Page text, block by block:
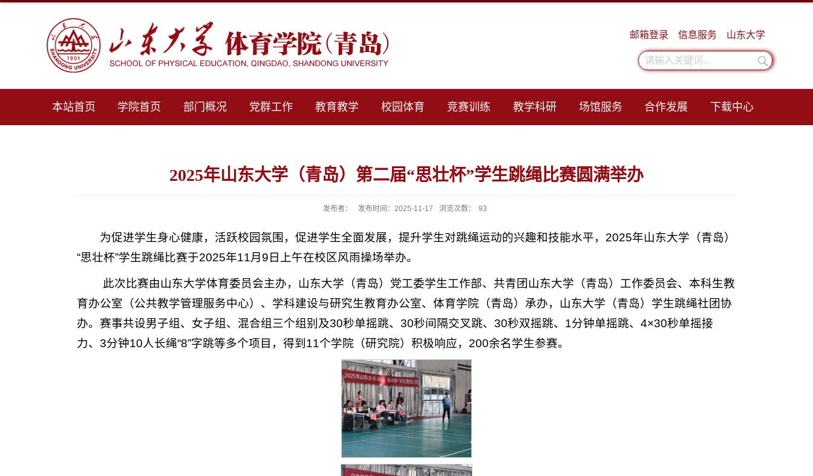
邮箱登录 信息服务 山东大学
本站首页 学院首页 部门概况 党群工作 教育教学 校园体育 竞赛训练 教学科研 场馆服务 合作发展 下载中心
2025年山东大学（青岛）第二届“思壮杯”学生跳绳比赛圆满举办
发布者： 发布时间：2025-11-17 浏览次数： 93
为促进学生身心健康，活跃校园氛围，促进学生全面发展，提升学生对跳绳运动的兴趣和技能水平，2025年山东大学（青岛）
“思壮杯”学生跳绳比赛于2025年11月9日上午在校区风雨操场举办。
此次比赛由山东大学体育委员会主办，山东大学（青岛）党工委学生工作部、共青团山东大学（青岛）工作委员会、本科生教
育办公室（公共教学管理服务中心）、学科建设与研究生教育办公室、体育学院（青岛）承办，山东大学（青岛）学生跳绳社团协
办。赛事共设男子组、女子组、混合组三个组别及30秒单摇跳、30秒间隔交叉跳、30秒双摇跳、1分钟单摇跳、4×30秒单摇接
力、3分钟10人长绳“8”字跳等多个项目，得到11个学院（研究院）积极响应，200余名学生参赛。